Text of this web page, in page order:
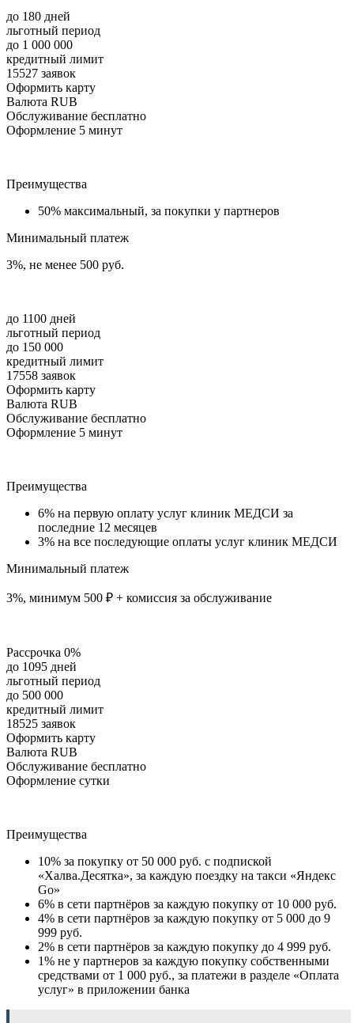
до 180 дней
льготный период
до 1 000 000
кредитный лимит
15527 заявок
Оформить карту
Валюта RUB
Обслуживание бесплатно
Оформление 5 минут
Преимущества
50% максимальный, за покупки у партнеров
Минимальный платеж
3%, не менее 500 руб.
до 1100 дней
льготный период
до 150 000
кредитный лимит
17558 заявок
Оформить карту
Валюта RUB
Обслуживание бесплатно
Оформление 5 минут
Преимущества
6% на первую оплату услуг клиник МЕДСИ за
последние 12 месяцев
3% на все последующие оплаты услуг клиник МЕДСИ
Минимальный платеж
3%, минимум 500 ₽ + комиссия за обслуживание
Рассрочка 0%
до 1095 дней
льготный период
до 500 000
кредитный лимит
18525 заявок
Оформить карту
Валюта RUB
Обслуживание бесплатно
Оформление сутки
Преимущества
10% за покупку от 50 000 руб. с подпиской
«Халва.Десятка», за каждую поездку на такси «Яндекс
Go»
6% в сети партнёров за каждую покупку от 10 000 руб.
4% в сети партнёров за каждую покупку от 5 000 до 9
999 руб.
2% в сети партнёров за каждую покупку до 4 999 руб.
1% не у партнеров за каждую покупку собственными
средствами от 1 000 руб., за платежи в разделе «Оплата
услуг» в приложении банка